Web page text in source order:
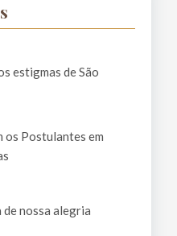
estigmas de São
os Postulantes em
de nossa alegria